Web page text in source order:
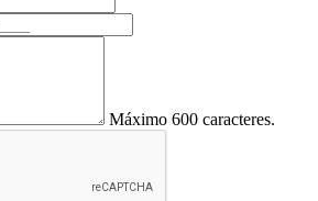
Máximo 600 caracteres.